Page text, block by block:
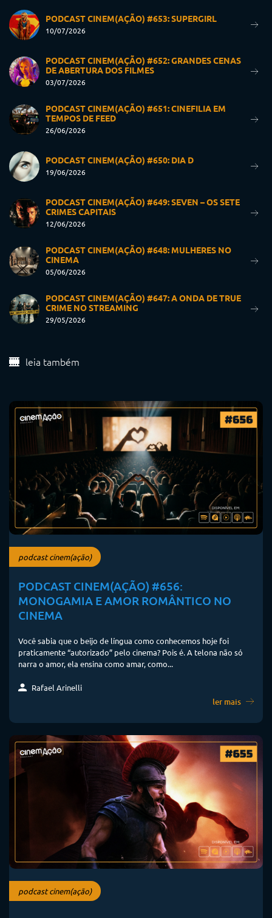
PODCAST CINEM(AÇÃO) #653: SUPERGIRL
10/07/2026
PODCAST CINEM(AÇÃO) #652: GRANDES CENAS
DE ABERTURA DOS FILMES
03/07/2026
PODCAST CINEM(AÇÃO) #651: CINEFILIA EM
TEMPOS DE FEED
26/06/2026
PODCAST CINEM(AÇÃO) #650: DIA D
19/06/2026
PODCAST CINEM(AÇÃO) #649: SEVEN – OS SETE
CRIMES CAPITAIS
12/06/2026
PODCAST CINEM(AÇÃO) #648: MULHERES NO
CINEMA
05/06/2026
PODCAST CINEM(AÇÃO) #647: A ONDA DE TRUE
CRIME NO STREAMING
29/05/2026
leia também
podcast cinem(ação)
PODCAST CINEM(AÇÃO) #656:
MONOGAMIA E AMOR ROMÂNTICO NO
CINEMA
Você sabia que o beijo de língua como conhecemos hoje foi
praticamente “autorizado” pelo cinema? Pois é. A telona não só
narra o amor, ela ensina como amar, como...
Rafael Arinelli
ler mais
podcast cinem(ação)